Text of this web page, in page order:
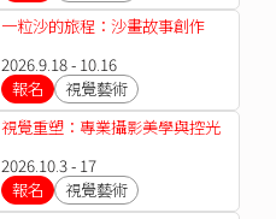
一粒沙的旅程：沙畫故事創作
2026.9.18 - 10.16
報名
視覺藝術
視覺重塑：專業攝影美學與控光
2026.10.3 - 17
報名
視覺藝術